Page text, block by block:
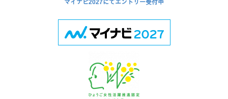
マイナビ2027にてエントリー受付中